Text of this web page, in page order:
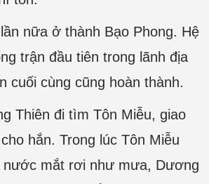
nữa ở thành Bạo Phong. Hệ
trận đầu tiên trong lãnh địa
cuối cùng cũng hoàn thành.
Thiên đi tìm Tôn Miễu, giao
hắn. Trong lúc Tôn Miễu
nước mắt rơi như mưa, Dương